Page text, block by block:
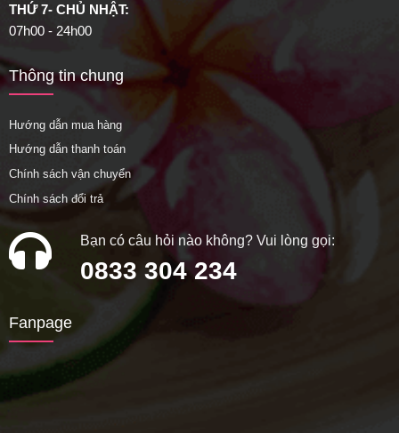
THỨ 7- CHỦ NHẬT:
07h00 - 24h00
Thông tin chung
Hướng dẫn mua hàng
Hướng dẫn thanh toán
Chính sách vận chuyển
Chính sách đổi trả
Bạn có câu hỏi nào không? Vui lòng gọi:
0833 304 234
Fanpage